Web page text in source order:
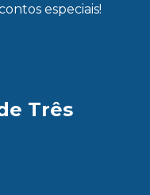
especiais!
Três